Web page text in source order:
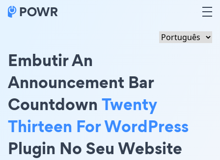
Embutir An
Announcement Bar
CountdownTwenty
Thirteen For WordPress
Plugin No Seu Website